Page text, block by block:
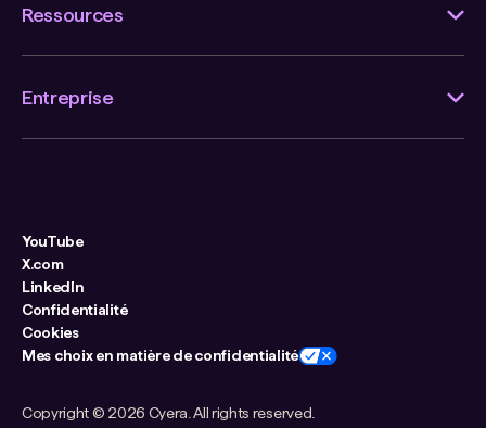
Ressources
Entreprise
Copyright © 2026 Cyera. All rights reserved.
YouTube
X.com
LinkedIn
Confidentialité
Cookies
Mes choix en matière de confidentialité